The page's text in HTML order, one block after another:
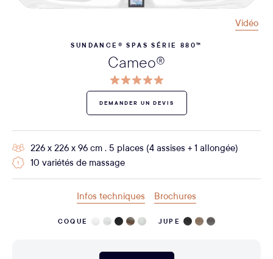
Vidéo
SUNDANCE® SPAS SÉRIE 880™
Cameo®
DEMANDER UN DEVIS
226 x 226 x 96 cm . 5 places (4 assises + 1 allongée)
10 variétés de massage
Infos techniques Brochures
COQUE JUPE